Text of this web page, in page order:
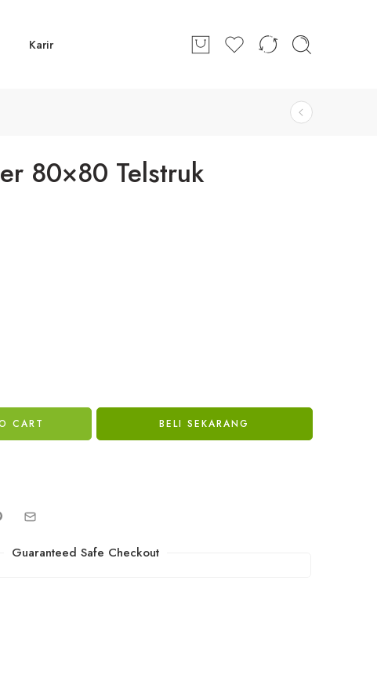
Karir
80×80 Telstruk
CART BELI SEKARANG
Guaranteed Safe Checkout